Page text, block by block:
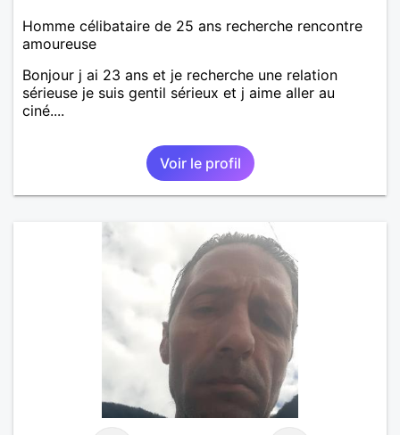
Homme célibataire de 25 ans recherche rencontre
amoureuse
Bonjour j ai 23 ans et je recherche une relation
sérieuse je suis gentil sérieux et j aime aller au
ciné....
Voir le profil